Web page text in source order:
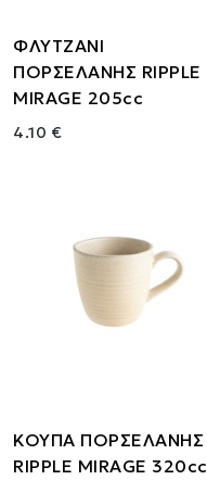
ΦΛΥΤΖΑΝΙ
ΠΟΡΣΕΛΑΝΗΣ RIPPLE
MIRAGE 205cc
4.10 €
ΚΟΥΠΑ ΠΟΡΣΕΛΑΝΗΣ
RIPPLE MIRAGE 320cc